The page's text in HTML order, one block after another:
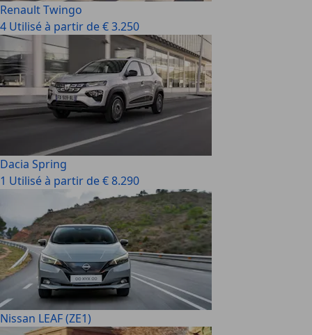
Renault Twingo
4 Utilisé à partir de € 3.250
Dacia Spring
1 Utilisé à partir de € 8.290
Nissan LEAF (ZE1)